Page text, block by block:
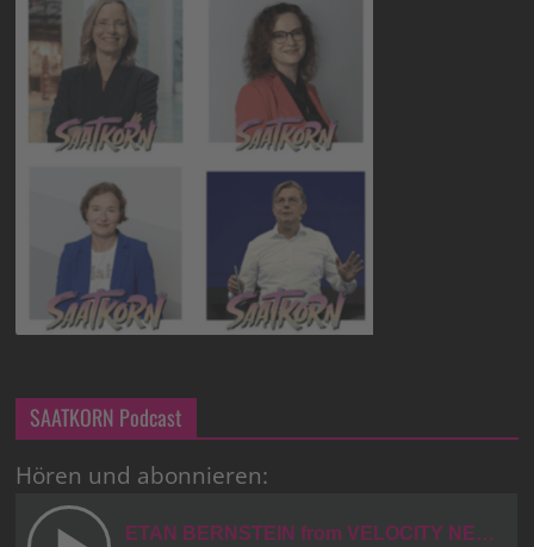
SAATKORN Podcast
Hören und abonnieren: